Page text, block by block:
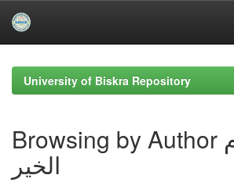
navigationUniversity of Biskra Repository
Browsing by Author أ.بوقرة أم
الخير